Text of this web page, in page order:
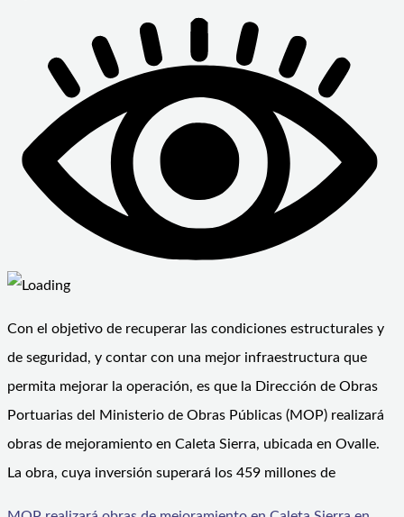
Con el objetivo de recuperar las condiciones estructurales y
de seguridad, y contar con una mejor infraestructura que
permita mejorar la operación, es que la Dirección de Obras
Portuarias del Ministerio de Obras Públicas (MOP) realizará
obras de mejoramiento en Caleta Sierra, ubicada en Ovalle.
La obra, cuya inversión superará los 459 millones de